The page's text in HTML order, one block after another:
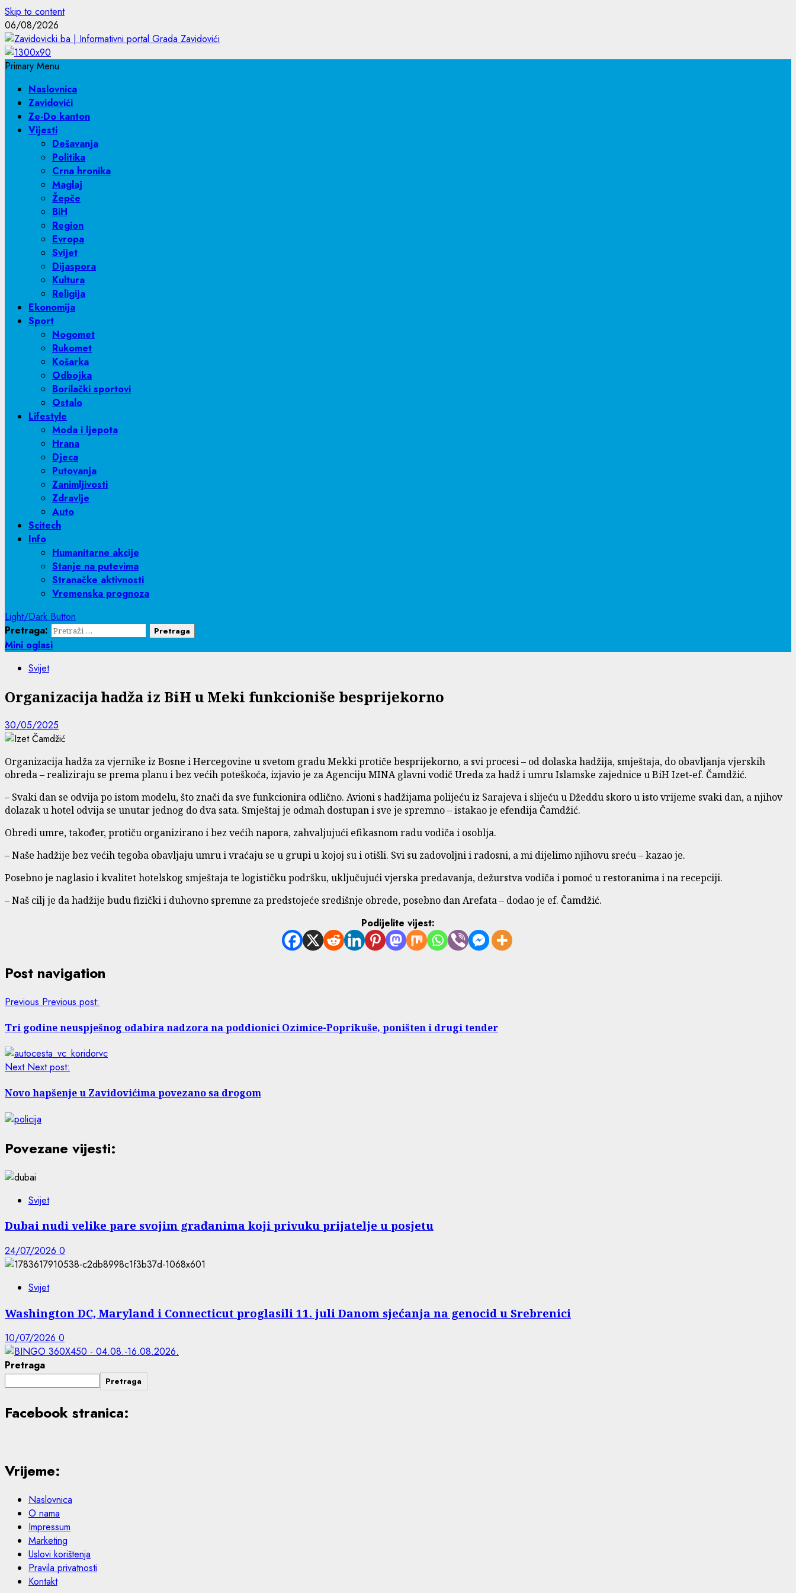
Skip to content
06/08/2026
Primary Menu
Naslovnica
Zavidovići
Ze-Do kanton
Vijesti
Dešavanja
Politika
Crna hronika
Maglaj
Žepče
BiH
Region
Evropa
Svijet
Dijaspora
Kultura
Religija
Ekonomija
Sport
Nogomet
Rukomet
Košarka
Odbojka
Borilački sportovi
Ostalo
Lifestyle
Moda i ljepota
Hrana
Djeca
Putovanja
Zanimljivosti
Zdravlje
Auto
Scitech
Info
Humanitarne akcije
Stanje na putevima
Stranačke aktivnosti
Vremenska prognoza
Light/Dark Button
Pretraga:
Mini oglasi
Svijet
Organizacija hadža iz BiH u Meki funkcioniše besprijekorno
30/05/2025
Organizacija hadža za vjernike iz Bosne i Hercegovine u svetom gradu Mekki protiče besprijekorno, a svi procesi – od dolaska hadžija, smještaja, do obavljanja vjerskih
obreda – realiziraju se prema planu i bez većih poteškoća, izjavio je za Agenciju MINA glavni vodič Ureda za hadž i umru Islamske zajednice u BiH Izet-ef. Čamdžić.
– Svaki dan se odvija po istom modelu, što znači da sve funkcionira odlično. Avioni s hadžijama polijeću iz Sarajeva i slijeću u Džeddu skoro u isto vrijeme svaki dan, a njihov
dolazak u hotel odvija se unutar jednog do dva sata. Smještaj je odmah dostupan i sve je spremno – istakao je efendija Čamdžić.
Obredi umre, također, protiču organizirano i bez većih napora, zahvaljujući efikasnom radu vodiča i osoblja.
– Naše hadžije bez većih tegoba obavljaju umru i vraćaju se u grupi u kojoj su i otišli. Svi su zadovoljni i radosni, a mi dijelimo njihovu sreću – kazao je.
Posebno je naglasio i kvalitet hotelskog smještaja te logističku podršku, uključujući vjerska predavanja, dežurstva vodiča i pomoć u restoranima i na recepciji.
– Naš cilj je da hadžije budu fizički i duhovno spremne za predstojeće središnje obrede, posebno dan Arefata – dodao je ef. Čamdžić.
Podijelite vijest:
Post navigation
Previous Previous post:
Tri godine neuspješnog odabira nadzora na poddionici Ozimice-Poprikuše, poništen i drugi tender
Next Next post:
Novo hapšenje u Zavidovićima povezano sa drogom
Povezane vijesti:
Svijet
Dubai nudi velike pare svojim građanima koji privuku prijatelje u posjetu
24/07/2026 0
Svijet
Washington DC, Maryland i Connecticut proglasili 11. juli Danom sjećanja na genocid u Srebrenici
10/07/2026 0
Pretraga
Pretraga
Facebook stranica:
Vrijeme:
Naslovnica
O nama
Impressum
Marketing
Uslovi korištenja
Pravila privatnosti
Kontakt